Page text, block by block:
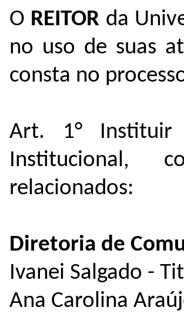
O REITOR da
no uso de suas
consta no
Art. 1° Instituir
Institucional,
relacionados:
Diretoria de
Ivanei Salgado -
Ana Carolina